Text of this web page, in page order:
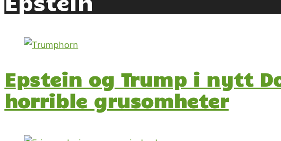
Epstein og Trump i nytt
horrible grusomheter